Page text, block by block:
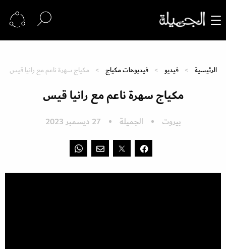
الرئيسية فيديو فيديوهات مكياج مكياج سهرة ناعم مع رانيا قيس
مكياج سهرة ناعم مع رانيا قيس
بيروت الجميلة 27 ديسمبر 2023